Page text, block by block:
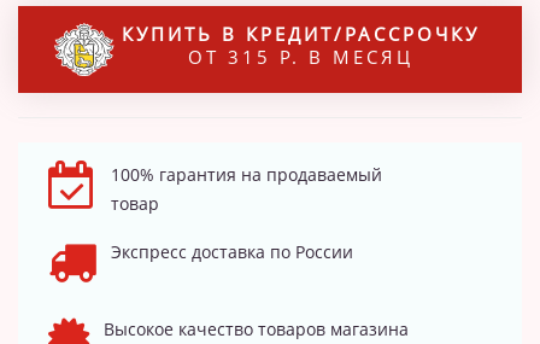
КУПИТЬ В КРЕДИТ/РАССРОЧКУ
ОТ 315 Р. В МЕСЯЦ
100% гарантия на продаваемый
товар
Экспресс доставка по России
Высокое качество товаров магазина